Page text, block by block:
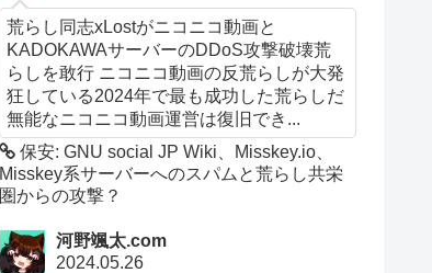
荒らし同志xLostがニコニコ動画と
KADOKAWAサーバーのDDoS攻撃破壊荒
らしを敢行 ニコニコ動画の反荒らしが大発
狂している2024年で最も成功した荒らしだ
無能なニコニコ動画運営は復旧でき...
保安: GNU social JP Wiki、Misskey.io、
Misskey系サーバーへのスパムと荒らし共栄
圏からの攻撃？
河野颯太.com
2024.05.26